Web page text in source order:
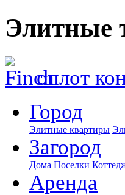
Элитные
оплот
Город
Элитные квартиры
Загород
Дома Поселки
Аренда